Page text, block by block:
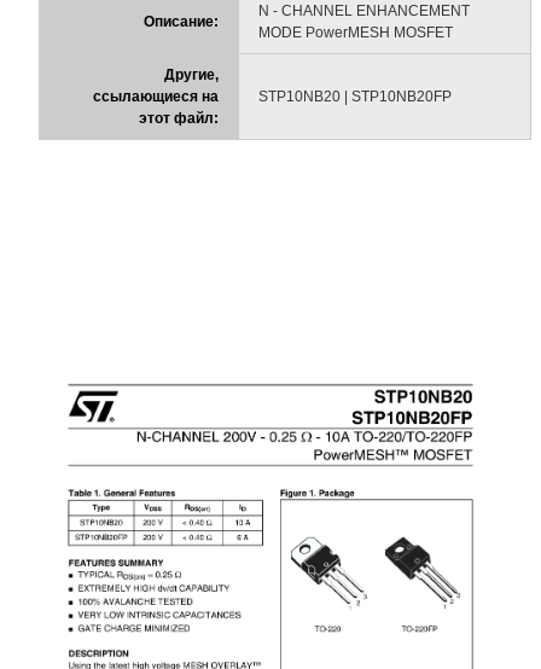
Описание:
N - CHANNEL ENHANCEMENT
MODE PowerMESH MOSFET
Другие,
ссылающиеся на
этот файл:
STP10NB20 | STP10NB20FP